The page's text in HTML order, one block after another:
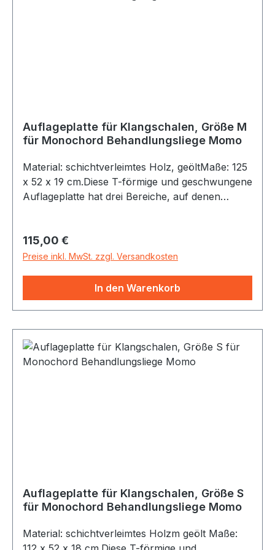
Auflageplatte für Klangschalen, Größe M
für Monochord Behandlungsliege Momo
Material: schichtverleimtes Holz, geöltMaße: 125
x 52 x 19 cm.Diese T-förmige und geschwungene
Auflageplatte hat drei Bereiche, auf denen
nutzbar für die Monochord-
Klangmassagenbehandlungsliege. Auch für
Platte unter die Auflage geschoben werden
kann.
Regulärer Preis:
115,00 €
Preise inkl. MwSt. zzgl. Versandkosten
In den Warenkorb
Auflageplatte für Klangschalen, Größe S
für Monochord Behandlungsliege Momo
Material: schichtverleimtes Holzm geölt Maße: